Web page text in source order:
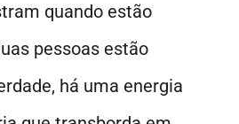
quando estão
pessoas estão
há uma energia